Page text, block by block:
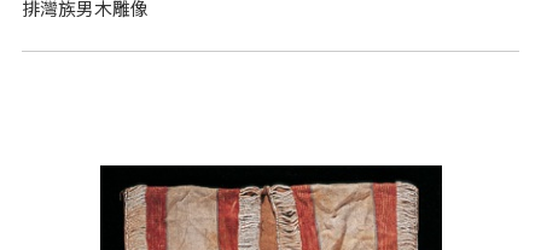
排灣族男木雕像